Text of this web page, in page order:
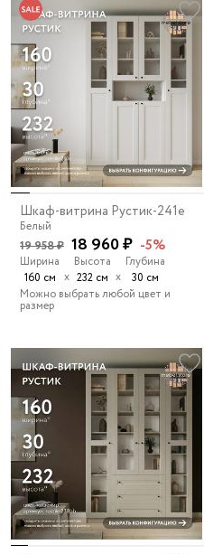
Шкаф-витрина Рустик-241e
Белый
19 958 ₽ 18 960 ₽ -5%
Ширина
160 см х
Высота
232 см х
Глубина
30 см
Можно выбрать любой цвет и
размер